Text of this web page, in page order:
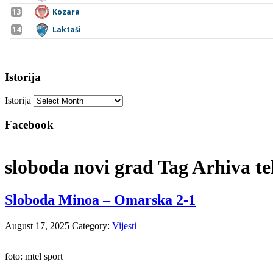
Istorija
Istorija
Facebook
sloboda novi grad Tag Arhiva
Sloboda Minoa – Omarska 2-1
August 17, 2025 Category: Vijesti
foto: mtel sport